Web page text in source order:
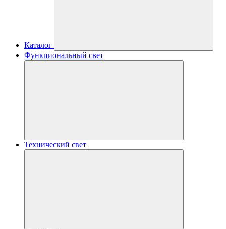
Каталог
Функциональный свет
Технический свет